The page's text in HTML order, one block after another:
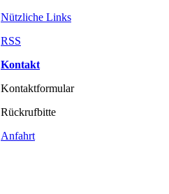
Nützliche Links
RSS
Kontakt
Kontaktformular
Rückrufbitte
Anfahrt